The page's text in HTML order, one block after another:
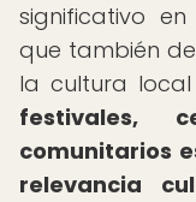
significativo
que también
la cultura
festivales,
comunitarios
relevancia